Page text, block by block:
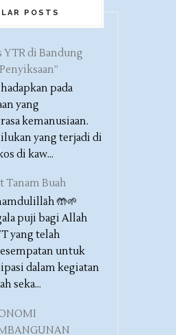
POSTS
YTR di Bandung
pada
yang
kemanusiaan.
yang terjadi di
di kaw...
Tanam Buah
🤲🌱
puji bagi Allah
yang telah
untuk
dalam kegiatan
seka...